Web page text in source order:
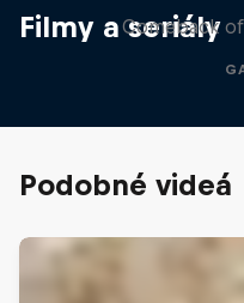
Filmy a seriály
Comeback
Podobné videá